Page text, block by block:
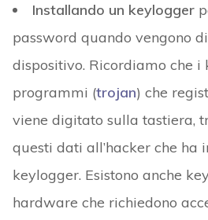
Installando un keylogger
password quando vengono
dispositivo. Ricordiamo che i
programmi (trojan) che
viene digitato sulla tastiera,
questi dati all’hacker che ha
keylogger. Esistono anche
hardware che richiedono